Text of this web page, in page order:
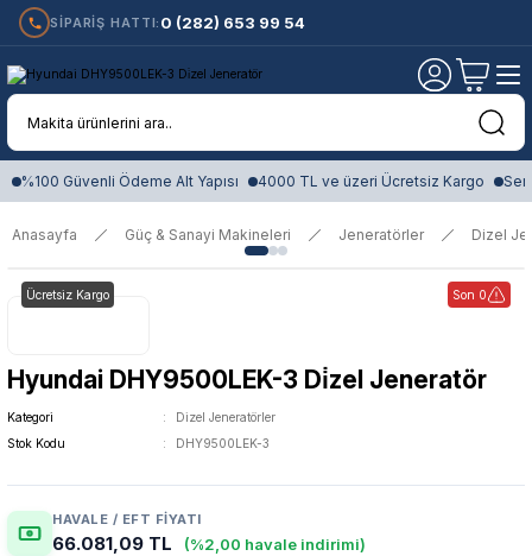
SİPARİŞ HATTI: 0 (282) 653 99 54
%100 Güvenli Ödeme Alt Yapısı 4000 TL ve üzeri Ücretsiz Kargo
Anasayfa Güç & Sanayi Makineleri Jeneratörler Dizel
Ücretsiz Kargo Son 0
Hyundai DHY9500LEK-3 Di̇zel Jeneratör
Kategori
Dizel Jeneratörler
Stok Kodu
DHY9500LEK-3
HAVALE / EFT FIYATI
66.081,09 TL (%2,00 havale indirimi)